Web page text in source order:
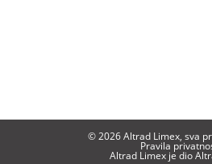
© 2026 Altrad Limex, sva
Pravila
Altrad Limex je dio